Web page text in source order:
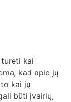
kai
kad apie jų
kai jų
būti įvairių,